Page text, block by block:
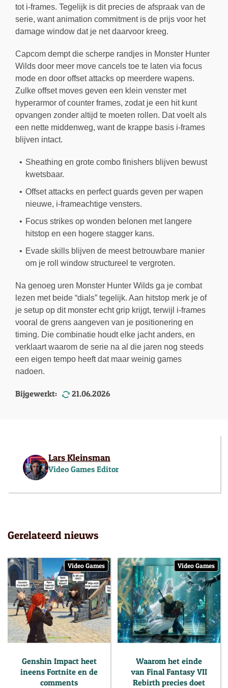
tot i-frames. Tegelijk is dit precies de afspraak van de
serie, want animation commitment is de prijs voor het
damage window dat je net daarvoor kreeg.
Capcom dempt die scherpe randjes in Monster Hunter
Wilds door meer move cancels toe te laten via focus
mode en door offset attacks op meerdere wapens.
Zulke offset moves geven een klein venster met
hyperarmor of counter frames, zodat je een hit kunt
opvangen zonder altijd te moeten rollen. Dat voelt als
een nette middenweg, want de krappe basis i-frames
blijven intact.
Sheathing en grote combo finishers blijven bewust
kwetsbaar.
Offset attacks en perfect guards geven per wapen
nieuwe, i-frameachtige vensters.
Focus strikes op wonden belonen met langere
hitstop en een hogere stagger kans.
Evade skills blijven de meest betrouwbare manier
om je roll window structureel te vergroten.
Na genoeg uren Monster Hunter Wilds ga je combat
lezen met beide “dials” tegelijk. Aan hitstop merk je of
je setup op dit monster echt grip krijgt, terwijl i-frames
vooral de grens aangeven van je positionering en
timing. Die combinatie houdt elke jacht anders, en
verklaart waarom de serie na al die jaren nog steeds
een eigen tempo heeft dat maar weinig games
nadoen.
Bijgewerkt: 21.06.2026
Lars Kleinsman
Video Games Editor
Gerelateerd nieuws
Video Games
Genshin Impact heet
ineens Fortnite en de
comments
Video Games
Waarom het einde
van Final Fantasy VII
Rebirth precies doet